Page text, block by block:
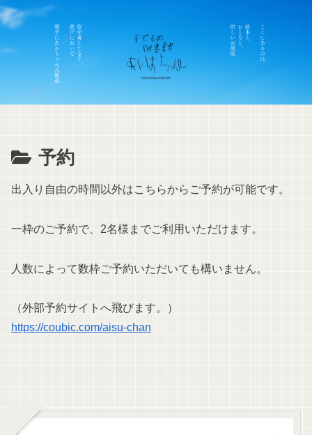
予約
出入り自由の時間以外はこちらからご予約が可能です。
一枠のご予約で、2名様までご利用いただけます。
人数によって数枠ご予約いただいても構いません。
（外部予約サイトへ飛びます。）
https://coubic.com/aisu-chan